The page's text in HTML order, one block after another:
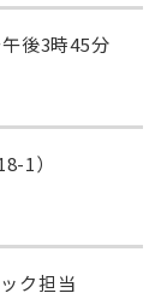
後3時45分
1）
ク担当